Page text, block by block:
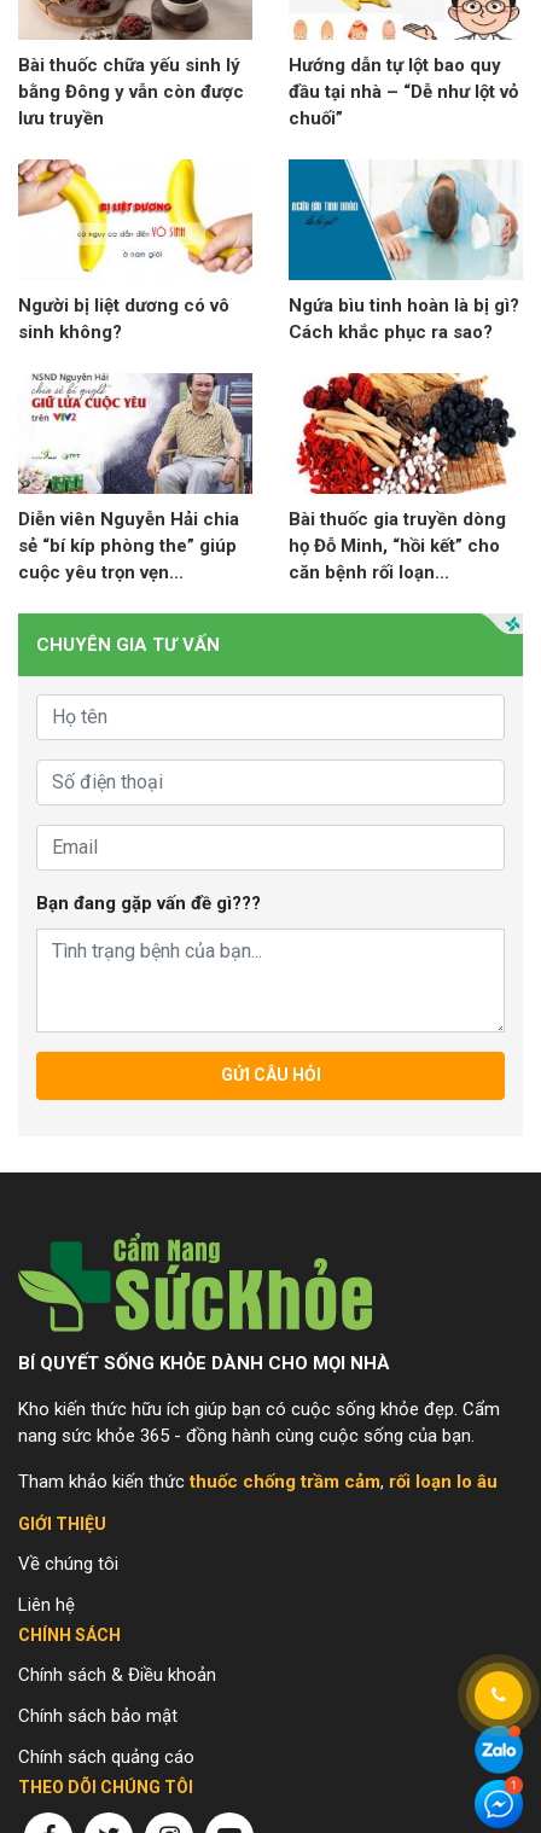
Bài thuốc chữa yếu sinh lý
bằng Đông y vẫn còn được
lưu truyền
Hướng dẫn tự lột bao quy
đầu tại nhà – “Dễ như lột vỏ
chuối”
Người bị liệt dương có vô
sinh không?
Ngứa bìu tinh hoàn là bị gì?
Cách khắc phục ra sao?
Diễn viên Nguyễn Hải chia
sẻ “bí kíp phòng the” giúp
cuộc yêu trọn vẹn...
Bài thuốc gia truyền dòng
họ Đỗ Minh, “hồi kết” cho
căn bệnh rối loạn...
CHUYÊN GIA TƯ VẤN
Bạn đang gặp vấn đề gì???
GỬI CÂU HỎI
BÍ QUYẾT SỐNG KHỎE DÀNH CHO MỌI NHÀ
Kho kiến thức hữu ích giúp bạn có cuộc sống khỏe đẹp. Cẩm
nang sức khỏe 365 - đồng hành cùng cuộc sống của bạn.
Tham khảo kiến thứcthuốc chống trầm cảm, rối loạn lo âu
GIỚI THIỆU
Về chúng tôi
Liên hệ
CHÍNH SÁCH
Chính sách & Điều khoản
Chính sách bảo mật
Chính sách quảng cáo
THEO DÕI CHÚNG TÔI